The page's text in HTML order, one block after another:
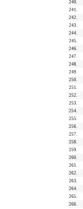
240.
241.
242.
243.
244.
245.
246.
247.
248.
249.
250.
251.
252.
253.
254.
255.
256.
257.
258.
259.
260.
261.
262.
263.
264.
265.
266.